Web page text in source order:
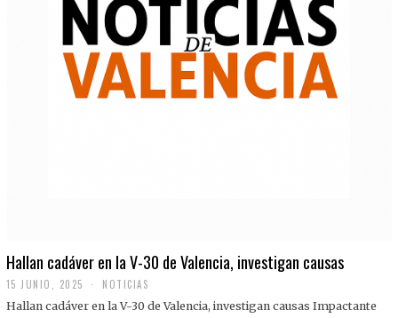
Hallan cadáver en la V-30 de Valencia, investigan causas
15 JUNIO, 2025 NOTICIAS
Hallan cadáver en la V-30 de Valencia, investigan causas Impactante